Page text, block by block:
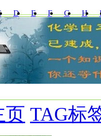
D E F G H
页 TAG标